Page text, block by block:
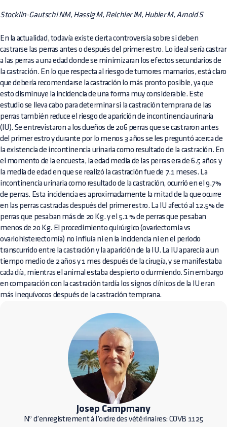
Stocklin-Gautschi NM, Hassig M, Reichler IM, Hubler M, Arnold S
En la actualidad, todavía existe cierta controversia sobre si deben
castrarse las perras antes o después del primer estro. Lo ideal sería castrar
a las perras a una edad donde se minimizaran los efectos secundarios de
la castración. En lo que respecta al riesgo de tumores mamarios, está claro
que debería recomendarse la castración lo más pronto posible, ya que
esto disminuye la incidencia de una forma muy considerable. Este
estudio se lleva cabo para determinar si la castración temprana de las
perras también reduce el riesgo de aparición de incontinencia urinaria
(IU). Se entrevistaron a los dueños de 206 perras que se castraron antes
del primer estro y durante por lo menos 3 años se les preguntó acerca de
la existencia de incontinencia urinaria como resultado de la castración. En
el momento de la encuesta, la edad media de las perras era de 6.5 años y
la media de edad en que se realizó la castración fue de 7.1 meses. La
incontinencia urinaria como resultado de la castración, ocurrió en el 9.7%
de perras. Esta incidencia es aproximadamente la mitad de la que ocurre
en las perras castradas después del primer estro. La IU afectó al 12.5% de
perras que pesaban más de 20 Kg. y el 5.1 % de perras que pesaban
menos de 20 Kg. El procedimiento quirúrgico (ovariectomia vs
ovariohisterectomía) no influía ni en la incidencia ni en el periodo
transcurrido entre la castración y la aparición de la IU. La IU aparecía a un
tiempo medio de 2 años y 1 mes después de la cirugía, y se manifestaba
cada día, mientras el animal estaba despierto o durmiendo. Sin embargo
en comparación con la castración tardía los signos clínicos de la IU eran
más inequívocos después de la castración temprana.
Josep Campmany
Nº d’enregistrement à l’ordre des vétérinaires: COVB 1125